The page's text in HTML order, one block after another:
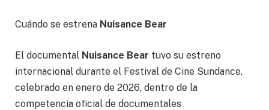
Cuándo se estrena Nuisance Bear
El documental Nuisance Bear tuvo su estreno
internacional durante el Festival de Cine Sundance,
celebrado en enero de 2026, dentro de la
competencia oficial de documentales